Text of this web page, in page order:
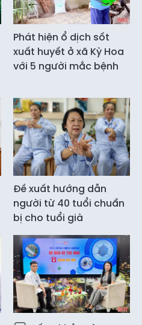
Phát hiện ổ dịch sốt
xuất huyết ở xã Kỳ Hoa
với 5 người mắc bệnh
Đề xuất hướng dẫn
người từ 40 tuổi chuẩn
bị cho tuổi già